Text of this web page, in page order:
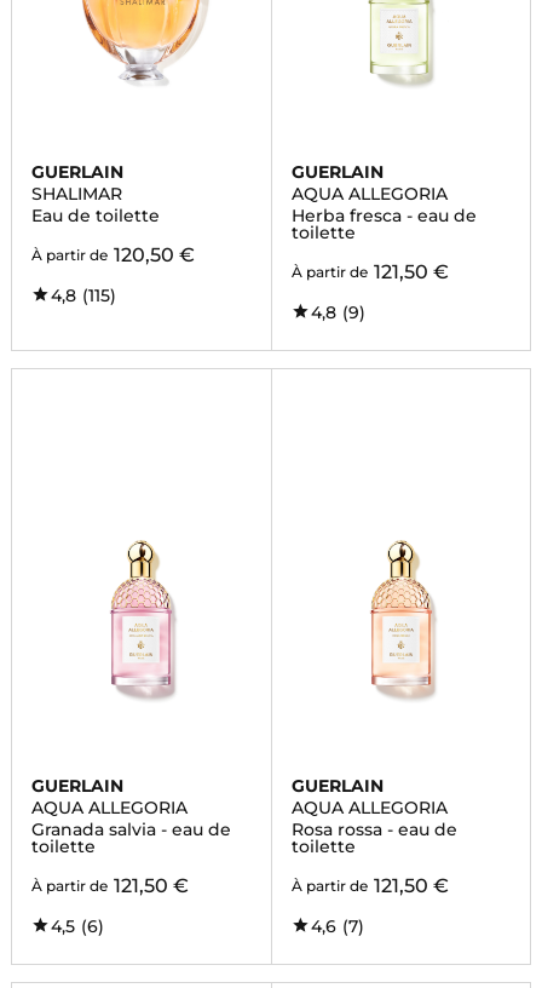
GUERLAIN
SHALIMAR
Eau de toilette
À partir de 120,50 €
4,8 (115)
GUERLAIN
AQUA ALLEGORIA
Herba fresca - eau de
toilette
À partir de 121,50 €
4,8 (9)
GUERLAIN
AQUA ALLEGORIA
Granada salvia - eau de
toilette
À partir de 121,50 €
4,5 (6)
GUERLAIN
AQUA ALLEGORIA
Rosa rossa - eau de
toilette
À partir de 121,50 €
4,6 (7)